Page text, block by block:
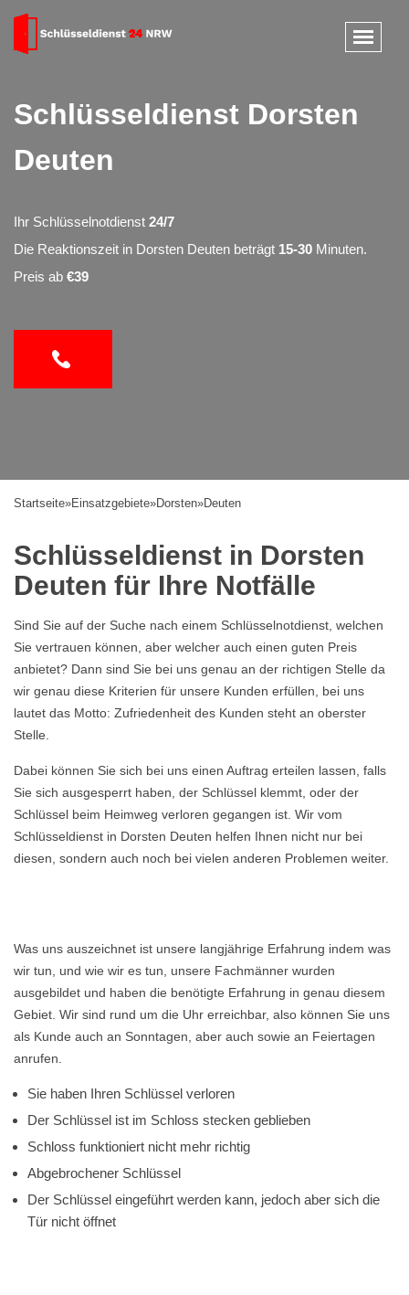
Schlüsseldienst Dorsten
Deuten
Ihr Schlüsselnotdienst 24/7
Die Reaktionszeit in Dorsten Deuten beträgt 15-30 Minuten.
Preis ab €39
Startseite»Einsatzgebiete»Dorsten»Deuten
Schlüsseldienst in Dorsten
Deuten für Ihre Notfälle
Sind Sie auf der Suche nach einem Schlüsselnotdienst, welchen
Sie vertrauen können, aber welcher auch einen guten Preis
anbietet? Dann sind Sie bei uns genau an der richtigen Stelle da
wir genau diese Kriterien für unsere Kunden erfüllen, bei uns
lautet das Motto: Zufriedenheit des Kunden steht an oberster
Stelle.
Dabei können Sie sich bei uns einen Auftrag erteilen lassen, falls
Sie sich ausgesperrt haben, der Schlüssel klemmt, oder der
Schlüssel beim Heimweg verloren gegangen ist. Wir vom
Schlüsseldienst in Dorsten Deuten helfen Ihnen nicht nur bei
diesen, sondern auch noch bei vielen anderen Problemen weiter.
Was uns auszeichnet ist unsere langjährige Erfahrung indem was
wir tun, und wie wir es tun, unsere Fachmänner wurden
ausgebildet und haben die benötigte Erfahrung in genau diesem
Gebiet. Wir sind rund um die Uhr erreichbar, also können Sie uns
als Kunde auch an Sonntagen, aber auch sowie an Feiertagen
anrufen.
Sie haben Ihren Schlüssel verloren
Der Schlüssel ist im Schloss stecken geblieben
Schloss funktioniert nicht mehr richtig
Abgebrochener Schlüssel
Der Schlüssel eingeführt werden kann, jedoch aber sich die
Tür nicht öffnet